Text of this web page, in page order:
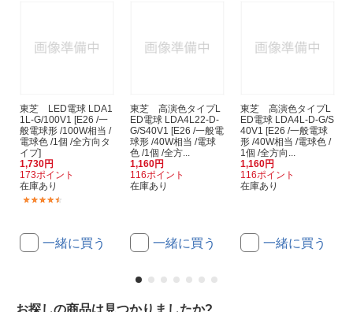
東芝 LED電球 LDA1
1L-G/100V1 [E26 /一
般電球形 /100W相当 /
電球色 /1個 /全方向タ
イプ]
1,730円
173ポイント
在庫あり
一緒に買う
東芝 高演色タイプL
ED電球 LDA4L22-D-
G/S40V1 [E26 /一般電
球形 /40W相当 /電球
色 /1個 /全方...
1,160円
116ポイント
在庫あり
一緒に買う
東芝 高演色タイプL
ED電球 LDA4L-D-G/S
40V1 [E26 /一般電球
形 /40W相当 /電球色 /
1個 /全方向...
1,160円
116ポイント
在庫あり
一緒に買う